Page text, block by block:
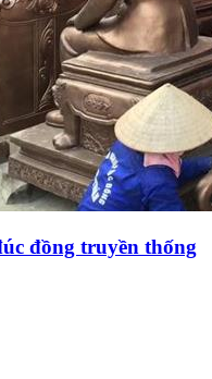
đồng truyền thống